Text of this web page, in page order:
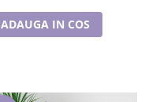
ADAUGA IN COS